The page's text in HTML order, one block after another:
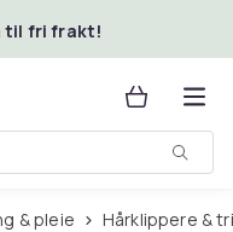
til fri frakt!
& pleie Hårklippere &